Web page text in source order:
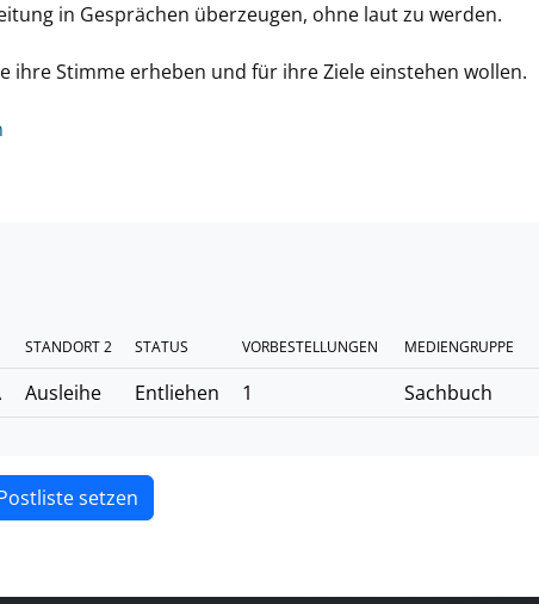
in Gesprächen überzeugen, ohne laut zu werden.
ihre Stimme erheben und für ihre Ziele einstehen wollen.
STANDORT 2 STATUS VORBESTELLUNGEN MEDIENGRUPPE
Ausleihe Entliehen 1 Sachbuch
setzen